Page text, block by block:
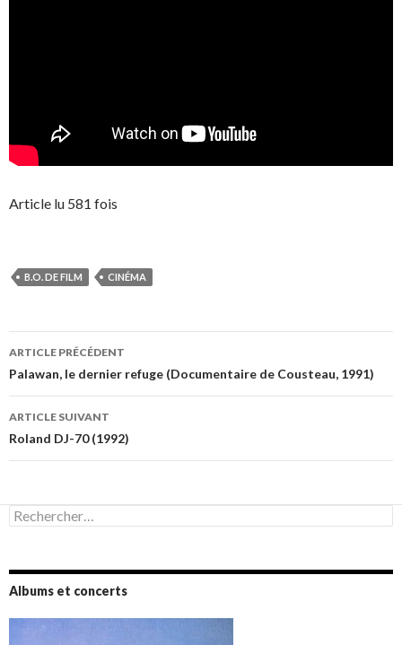
Article lu 581 fois
B.O. DE FILM CINÉMA
Navigation
des
articles
ARTICLE PRÉCÉDENT
Palawan, le dernier refuge (Documentaire de Cousteau, 1991)
ARTICLE SUIVANT
Roland DJ-70 (1992)
Rechercher :
Albums et concerts